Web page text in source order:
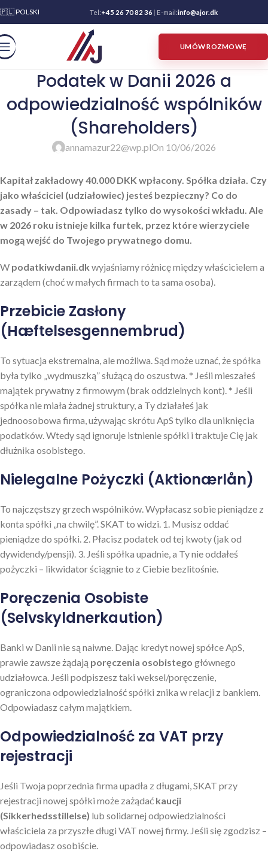
🇵🇱 POLSKI Tel:+45 26 70 82 36 | E-mail:info@ajor.dk
UMÓW ROZMOWĘ
Podatek w Danii 2026 a
odpowiedzialność wspólników
(Shareholders)
annamazur22@wp.plOn 10/06/2026
Kapitał zakładowy 40.000 DKK wpłacony. Spółka działa. Czy
jako właściciel (udziałowiec) jesteś bezpieczny? Co do
zasady – tak. Odpowiadasz tylko do wysokości wkładu. Ale
w 2026 roku istnieje kilka furtek, przez które wierzyciele
mogą wejść do Twojego prywatnego domu.
W podatkiwdanii.dk wyjaśniamy różnicę między właścicielem a
zarządem (choć w małych firmach to ta sama osoba).
Przebicie Zasłony
(Hæftelsesgennembrud)
To sytuacja ekstremalna, ale możliwa. Sąd może uznać, że spółka
była tylko „wydmuszką” służącą do oszustwa. * Jeśli mieszałeś
majątek prywatny z firmowym (brak oddzielnych kont). * Jeśli
spółka nie miała żadnej struktury, a Ty działałeś jak
jednoosobowa firma, używając skrótu ApS tylko dla uniknięcia
podatków. Wtedy sąd ignoruje istnienie spółki i traktuje Cię jak
dłużnika osobistego.
Nielegalne Pożyczki (Aktionærlån)
To najczęstszy grzech wspólników. Wypłacasz sobie pieniądze z
konta spółki „na chwilę”. SKAT to widzi. 1. Musisz oddać
pieniądze do spółki. 2. Płacisz podatek od tej kwoty (jak od
dywidendy/pensji). 3. Jeśli spółka upadnie, a Ty nie oddałeś
pożyczki – likwidator ściągnie to z Ciebie bezlitośnie.
Poręczenia Osobiste
(Selvskyldnerkaution)
Banki w Danii nie są naiwne. Dając kredyt nowej spółce ApS,
prawie zawsze żądają poręczenia osobistego głównego
udziałowca. Jeśli podpiszesz taki weksel/poręczenie,
ograniczona odpowiedzialność spółki znika w relacji z bankiem.
Odpowiadasz całym majątkiem.
Odpowiedzialność za VAT przy
rejestracji
Jeśli Twoja poprzednia firma upadła z długami, SKAT przy
rejestracji nowej spółki może zażądać kaucji
(Sikkerhedsstillelse) lub solidarnej odpowiedzialności
właściciela za przyszłe długi VAT nowej firmy. Jeśli się zgodzisz –
odpowiadasz osobiście.